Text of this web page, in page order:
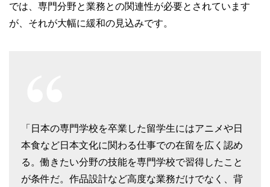
では、専門分野と業務との関連性が必要とされています
が、それが大幅に緩和の見込みです。
「日本の専門学校を卒業した留学生にはアニメや日
本食など日本文化に関わる仕事での在留を広く認め
る。働きたい分野の技能を専門学校で習得したこと
が条件だ。作品設計など高度な業務だけでなく、背